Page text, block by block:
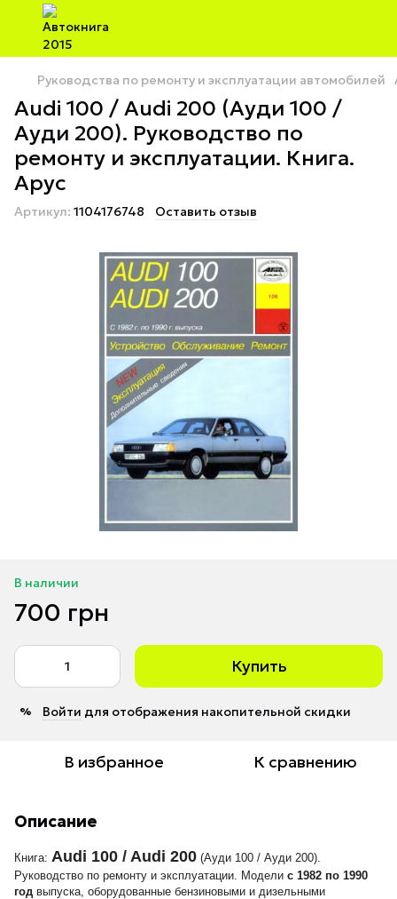
Руководства по ремонту и эксплуатации автомобилей
Audi 100 / Audi 200 (Ауди 100 /
Ауди 200). Руководство по
ремонту и эксплуатации. Книга.
Арус
Артикул: 1104176748 Оставить отзыв
В наличии
700 грн
Купить
% Войти для отображения накопительной скидки
В избранное К сравнению
Описание
Книга: Audi 100 / Audi 200 (Ауди 100 / Ауди 200).
Руководство по ремонту и эксплуатации. Модели с 1982 по 1990
год выпуска, оборудованные бензиновыми и дизельными